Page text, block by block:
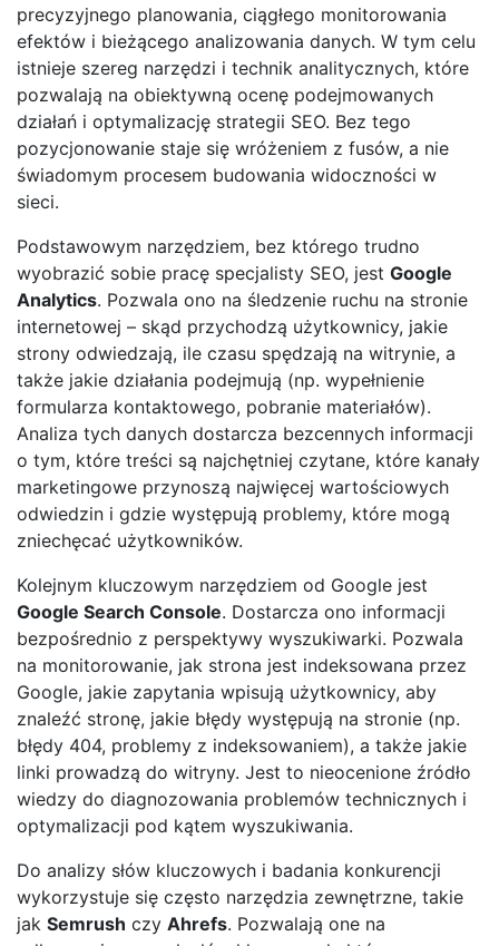
precyzyjnego planowania, ciągłego monitorowania
efektów i bieżącego analizowania danych. W tym celu
istnieje szereg narzędzi i technik analitycznych, które
pozwalają na obiektywną ocenę podejmowanych
działań i optymalizację strategii SEO. Bez tego
pozycjonowanie staje się wróżeniem z fusów, a nie
świadomym procesem budowania widoczności w
sieci.
Podstawowym narzędziem, bez którego trudno
wyobrazić sobie pracę specjalisty SEO, jest Google
Analytics. Pozwala ono na śledzenie ruchu na stronie
internetowej – skąd przychodzą użytkownicy, jakie
strony odwiedzają, ile czasu spędzają na witrynie, a
także jakie działania podejmują (np. wypełnienie
formularza kontaktowego, pobranie materiałów).
Analiza tych danych dostarcza bezcennych informacji
o tym, które treści są najchętniej czytane, które kanały
marketingowe przynoszą najwięcej wartościowych
odwiedzin i gdzie występują problemy, które mogą
zniechęcać użytkowników.
Kolejnym kluczowym narzędziem od Google jest
Google Search Console. Dostarcza ono informacji
bezpośrednio z perspektywy wyszukiwarki. Pozwala
na monitorowanie, jak strona jest indeksowana przez
Google, jakie zapytania wpisują użytkownicy, aby
znaleźć stronę, jakie błędy występują na stronie (np.
błędy 404, problemy z indeksowaniem), a także jakie
linki prowadzą do witryny. Jest to nieocenione źródło
wiedzy do diagnozowania problemów technicznych i
optymalizacji pod kątem wyszukiwania.
Do analizy słów kluczowych i badania konkurencji
wykorzystuje się często narzędzia zewnętrzne, takie
jak Semrush czy Ahrefs. Pozwalają one na